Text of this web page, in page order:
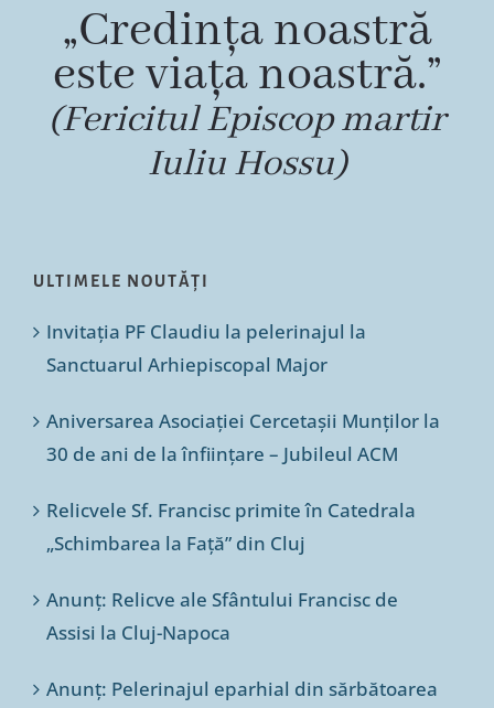
„Credința noastră
este viața noastră.”
(Fericitul Episcop martir
Iuliu Hossu)
ULTIMELE NOUTĂȚI
Invitația PF Claudiu la pelerinajul la
Sanctuarul Arhiepiscopal Major
Aniversarea Asociației Cercetașii Munților la
30 de ani de la înființare – Jubileul ACM
Relicvele Sf. Francisc primite în Catedrala
„Schimbarea la Față” din Cluj
Anunț: Relicve ale Sfântului Francisc de
Assisi la Cluj-Napoca
Anunț: Pelerinajul eparhial din sărbătoarea